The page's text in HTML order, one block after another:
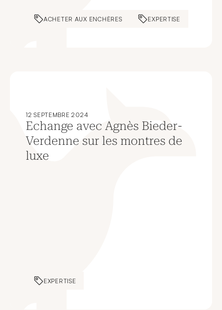
ACHETER AUX ENCHÈRES EXPERTISE
12 SEPTEMBRE 2024
Echange avec Agnès Bieder-
Verdenne sur les montres de
luxe
EXPERTISE